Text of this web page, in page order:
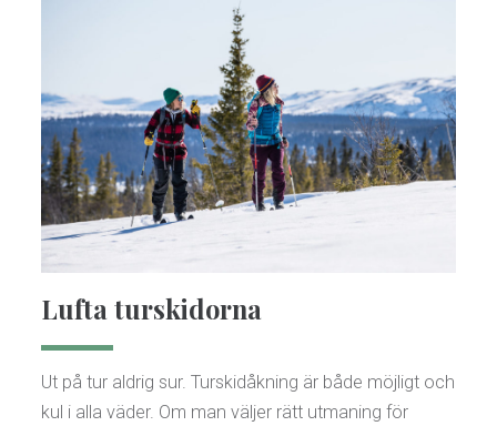
Lufta turskidorna
Ut på tur aldrig sur. Turskidåkning är både möjligt och
kul i alla väder. Om man väljer rätt utmaning för